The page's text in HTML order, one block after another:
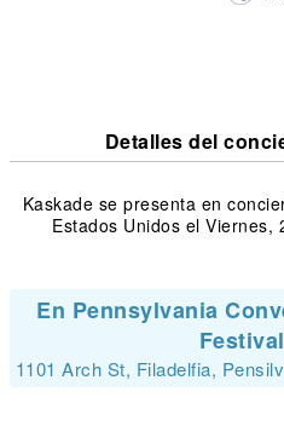
Detalles del
Kaskade se presenta en
Estados Unidos el Viernes,
En Pennsylvania
1101 Arch St, Filadelfia,